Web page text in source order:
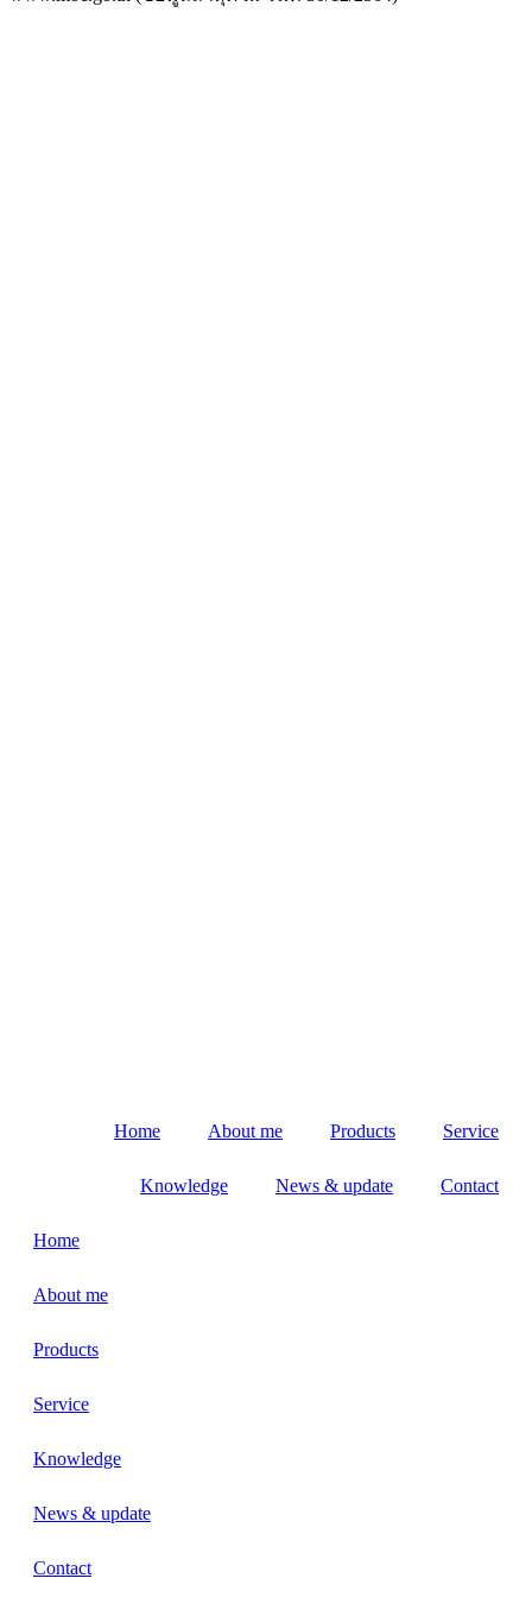
Home About me Products Service
Knowledge News & update Contact
Home
About me
Products
Service
Knowledge
News & update
Contact